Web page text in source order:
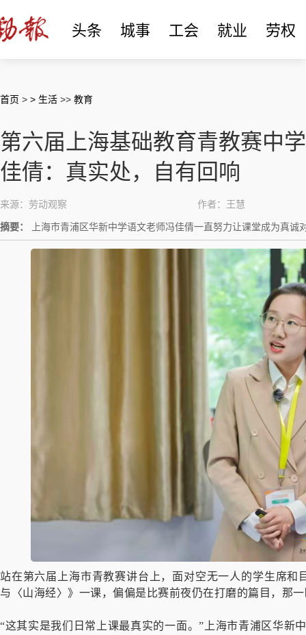
头条 城事 工会 就业 劳权
首页 > > 生活 >> 教育
第六届上海基础教育青教赛中
佳倩：真实处，自有回响
来源：劳动观察 作者：王慧
摘要： 上海市青浦区华新中学语文老师冯佳倩一直努力让课堂成为真
站在第六届上海市青教赛讲台上，面对空无一人的学生席
与〈山海经〉》一课，偏偏是比赛前夜仍在打磨的篇目，那
“这其实是我们日常上课最真实的一面。”上海市青浦区华新